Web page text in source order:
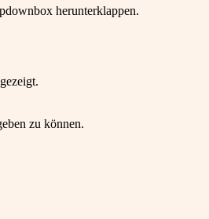
herunterklappen.
zu können.